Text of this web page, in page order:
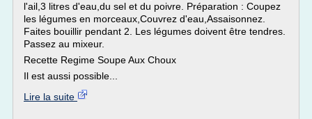
l'ail,3 litres d'eau,du sel et du poivre. Préparation : Coupez
les légumes en morceaux,Couvrez d'eau,Assaisonnez.
Faites bouillir pendant 2. Les légumes doivent être tendres.
Passez au mixeur.
Recette Regime Soupe Aux Choux
Il est aussi possible...
Lire la suite